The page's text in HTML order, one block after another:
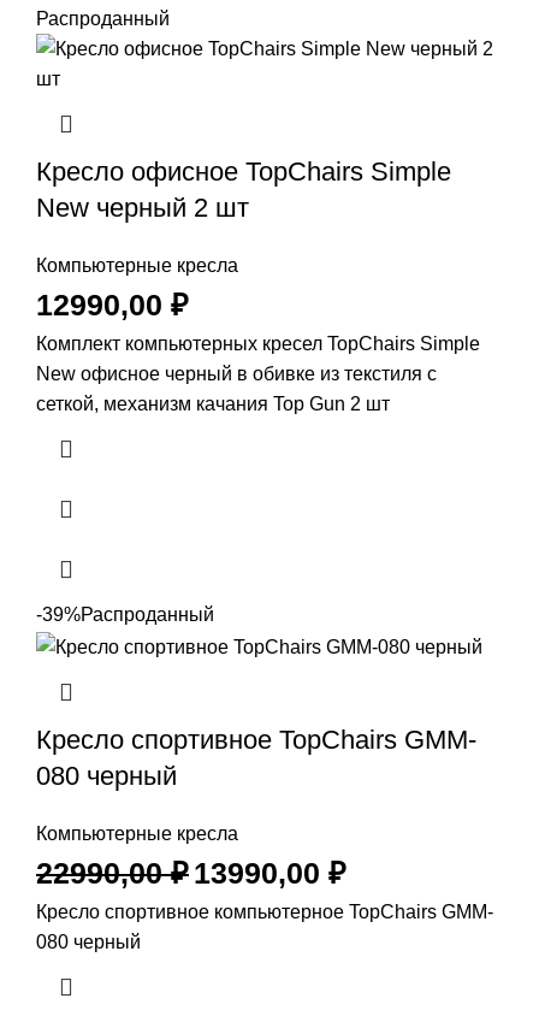
Распроданный
Кресло офисное TopChairs Simple
New черный 2 шт
Компьютерные кресла
12990,00 ₽
Комплект компьютерных кресел TopChairs Simple
New офисное черный в обивке из текстиля с
сеткой, механизм качания Top Gun 2 шт
-39%Распроданный
Кресло спортивное TopChairs GMM-
080 черный
Компьютерные кресла
22990,00₽13990,00 ₽
Кресло спортивное компьютерное TopChairs GMM-
080 черный